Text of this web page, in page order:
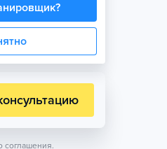
бюджет
соглашения.